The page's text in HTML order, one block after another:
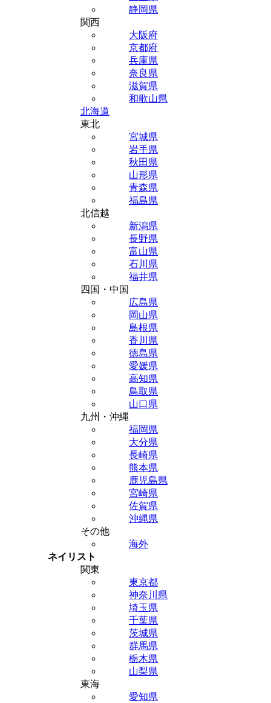
静岡県
関西
大阪府
京都府
兵庫県
奈良県
滋賀県
和歌山県
北海道
東北
宮城県
岩手県
秋田県
山形県
青森県
福島県
北信越
新潟県
長野県
富山県
石川県
福井県
四国・中国
広島県
岡山県
島根県
香川県
徳島県
愛媛県
高知県
鳥取県
山口県
九州・沖縄
福岡県
大分県
長崎県
熊本県
鹿児島県
宮崎県
佐賀県
沖縄県
その他
海外
ネイリスト
関東
東京都
神奈川県
埼玉県
千葉県
茨城県
群馬県
栃木県
山梨県
東海
愛知県